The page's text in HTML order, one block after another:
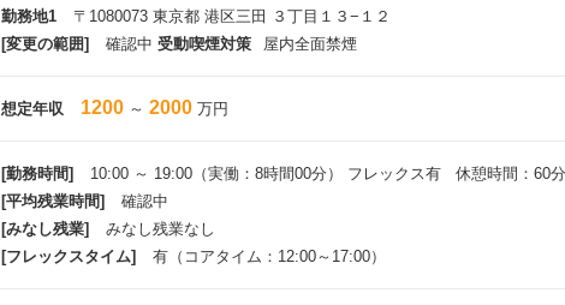
勤務地1
〒1080073 東京都 港区三田 ３丁目１３−１２
[変更の範囲]
確認中 受動喫煙対策 屋内全面禁煙
想定年収 1200 ～ 2000 万円
[勤務時間]
10:00 ～ 19:00（実働：8時間00分） フレックス有 休憩時間：60分
[平均残業時間]
確認中
[みなし残業]
みなし残業なし
[フレックスタイム]
有（コアタイム：12:00～17:00）